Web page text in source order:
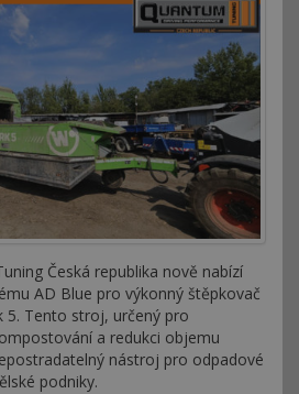
Česká republika nově nabízí
AD Blue pro výkonný štěpkovač
5. Tento stroj, určený pro
a redukci objemu
nástroj pro odpadové
podniky.